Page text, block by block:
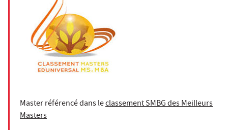
Master référencé dans leclassement SMBG des Meilleurs
Masters